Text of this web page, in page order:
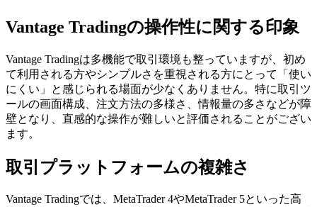
Vantage Tradingの操作性に関する印象
Vantage Tradingは多機能で取引環境も整っていますが、初め
て利用される方やシンプルさを重視される方にとって「使い
にくい」と感じられる場面が少なくありません。特に取引ツ
ールの画面構成、注文方法の多様さ、情報量の多さなどが障
壁となり、直感的な操作が難しいと評価されることがござい
ます。
取引プラットフォームの複雑さ
Vantage Tradingでは、MetaTrader 4やMetaTrader 5といった高